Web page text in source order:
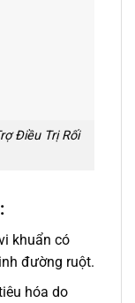
Điều Trị Rối
khuẩn có
đường ruột.
hóa do